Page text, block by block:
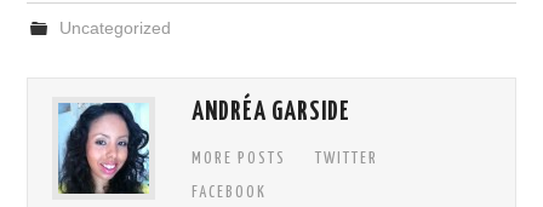
Uncategorized
ANDRÉA GARSIDE
MORE POSTS
TWITTER
FACEBOOK